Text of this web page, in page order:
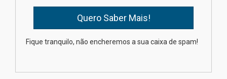
Oncologista do HUEM ressalta
importância da prevenção e
diagnóstico precoce do câncer
de pulmão
Fique tranquilo, não encheremos a sua caixa de spam!